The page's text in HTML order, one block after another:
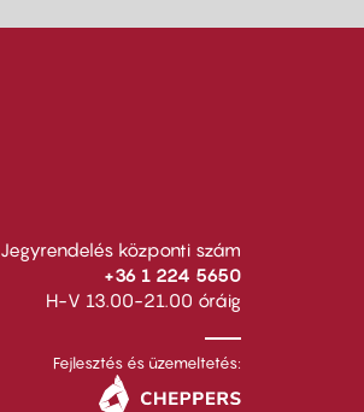
Jegyrendelés központi szám
+36 1 224 5650
H-V 13.00-21.00 óráig
Fejlesztés és üzemeltetés: